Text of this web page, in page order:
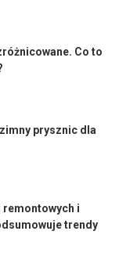
Co to
prysznic dla
remontowych i
trendy